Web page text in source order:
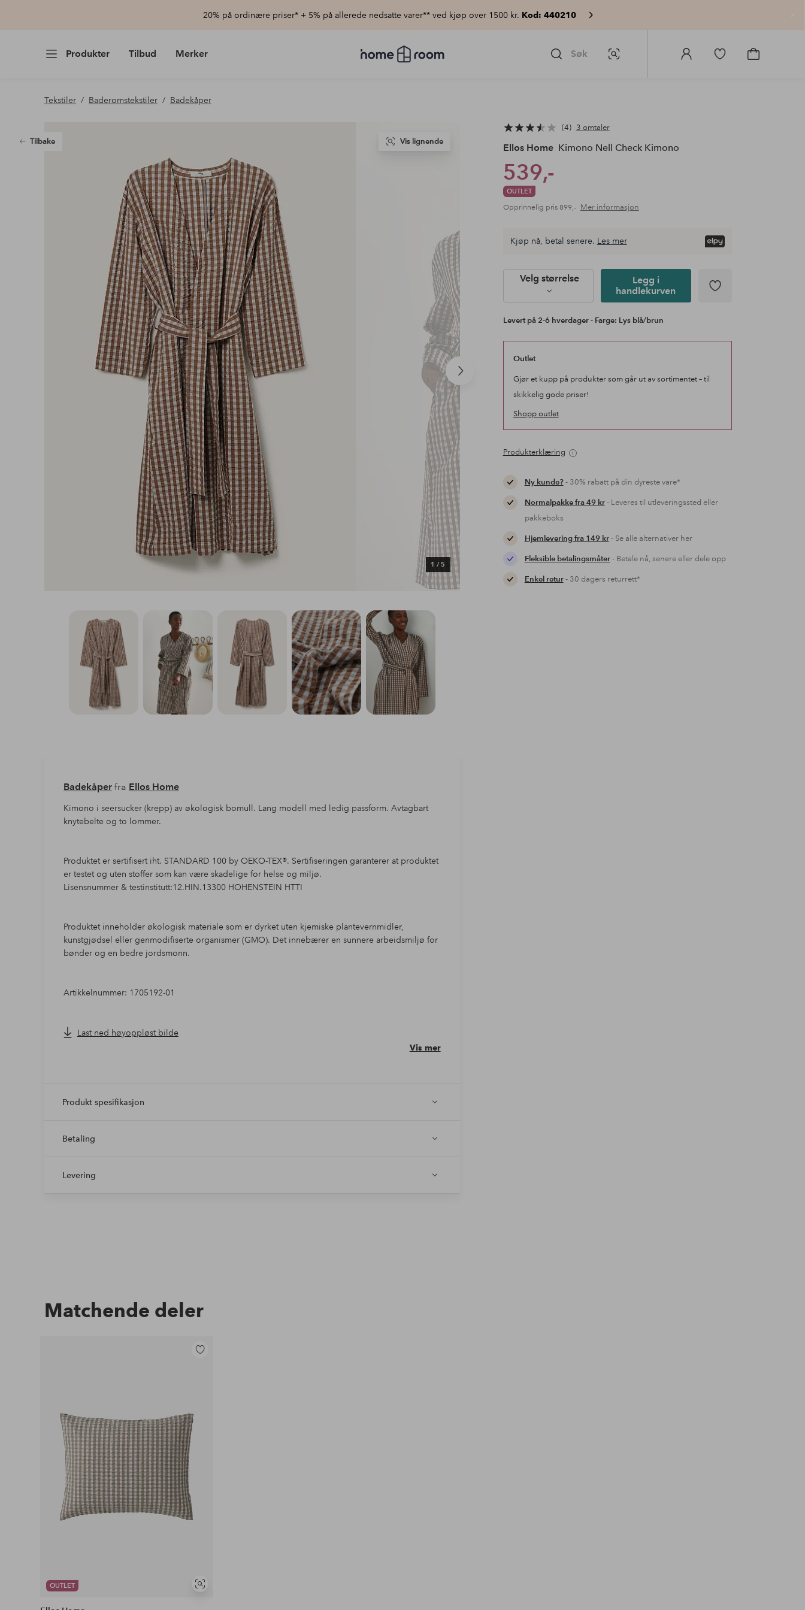
20% på ordinære priser* + 5% på allerede nedsatte varer** ved kjøp over 1500 kr. Kod: 440210
Produkter Tilbud Merker
Homeroom
–
Søk Bildesøk
Logg
Gå
Gå
Tekstiler Baderomstekstiler Badekåper
Tilbake
Neste
produkt
1 / 5
Vis lignende
4 3 omtaler
Ellos Home Kimono Nell Check Kimono
539,-
OUTLET
Opprinnelig pris 899,- Mer informasjon
Kjøp nå, betal senere. Les mer
Velg størrelse
Legg i
handlekurven
Levert på 2-6 hverdager - Farge: Lys blå/brun
Outlet
Gjør et kupp på produkter som går ut av sortimentet – til
skikkelig gode priser!
Shopp outlet
Produkterklæring
Ny kunde?- 30% rabatt på din dyreste vare*
Normalpakke fra 49 kr- Leveres til utleveringssted eller
pakkeboks
Hjemlevering fra 149 kr- Se alle alternativer her
Fleksible betalingsmåter- Betale nå, senere eller dele opp
Enkel retur- 30 dagers returrett*
Badekåperfra Ellos Home
Kimono i seersucker (krepp) av økologisk bomull. Lang modell med ledig passform. Avtagbart
knytebelte og to lommer.
Produktet er sertifisert iht. STANDARD 100 by OEKO-TEX®. Sertifiseringen garanterer at produktet
er testet og uten stoffer som kan være skadelige for helse og miljø.
Lisensnummer & testinstitutt:12.HIN.13300 HOHENSTEIN HTTI
Produktet inneholder økologisk materiale som er dyrket uten kjemiske plantevernmidler,
kunstgjødsel eller genmodifiserte organismer (GMO). Det innebærer en sunnere arbeidsmiljø for
bønder og en bedre jordsmonn.
Artikkelnummer: 1705192-01
Last ned høyoppløst bilde
Vis mer
Produkt spesifikasjon
Betaling
Levering
Matchende deler
OUTLET
Vis